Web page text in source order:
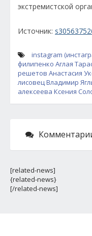
экстремистской
Источник:
instagram
филипенко Аглая
решетов Анастасия
лисовецВладимир
алексеева Ксения
[related-news]
{related-news}
[/related-news]